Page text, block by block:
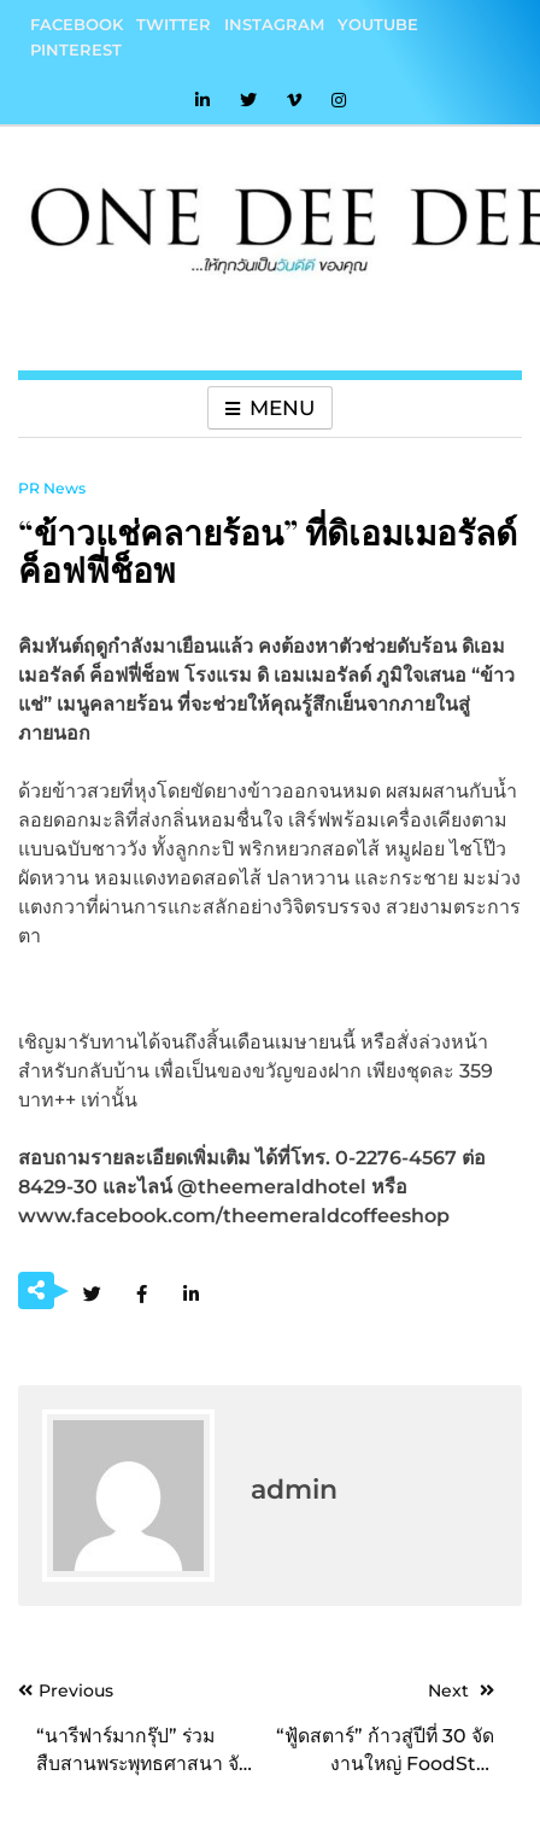
content
FACEBOOK TWITTER INSTAGRAM
YOUTUBE
PINTEREST
MENU
PR News
“ข้าวแช่คลายร้อน” ที่ดิเอมเมอรัลด์
ค็อฟฟี่ช็อพ
คิมหันต์ฤดูกำลังมาเยือนแล้ว คงต้องหาตัวช่วยดับร้อน ดิเอม
เมอรัลด์ ค็อฟฟี่ช็อพ โรงแรม ดิ เอมเมอรัลด์ ภูมิใจเสนอ “ข้าว
แช่” เมนูคลายร้อน ที่จะช่วยให้คุณรู้สึกเย็นจากภายในสู่
ภายนอก
ด้วยข้าวสวยที่หุงโดยขัดยางข้าวออกจนหมด ผสมผสานกับน้ำ
ลอยดอกมะลิที่ส่งกลิ่นหอมชื่นใจ เสิร์ฟพร้อมเครื่องเคียงตาม
แบบฉบับชาววัง ทั้งลูกกะปิ พริกหยวกสอดไส้ หมูฝอย ไชโป๊ว
ผัดหวาน หอมแดงทอดสอดไส้ ปลาหวาน และกระชาย มะม่วง
แตงกวาที่ผ่านการแกะสลักอย่างวิจิตรบรรจง สวยงามตระการ
ตา
เชิญมารับทานได้จนถึงสิ้นเดือนเมษายนนี้ หรือสั่งล่วงหน้า
สำหรับกลับบ้าน เพื่อเป็นของขวัญของฝาก เพียงชุดละ 359
บาท++ เท่านั้น
สอบถามรายละเอียดเพิ่มเติม ได้ที่โทร. 0-2276-4567 ต่อ
8429-30 และไลน์ @theemeraldhotel หรือ
www.facebook.com/theemeraldcoffeeshop
admin
PostPrevious
“นารีฟาร์มากรุ๊ป” ร่วม
สืบสานพระพุทธศาสนา จัด
Next
“ฟู้ดสตาร์” ก้าวสู่ปีที่ 30 จัด
งานใหญ่ FoodStar